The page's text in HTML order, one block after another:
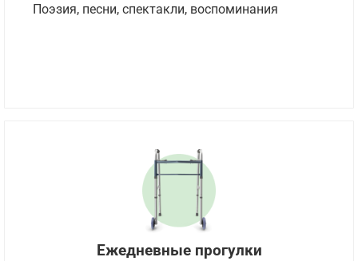
Поэзия, песни, спектакли, воспоминания
Ежедневные прогулки